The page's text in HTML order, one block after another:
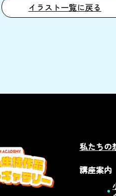
イラスト一覧に戻る
私たちの
講座案内